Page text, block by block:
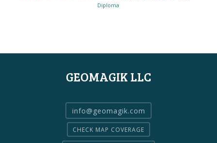
Diploma
GEOMAGIK LLC
info@geomagik.com
CHECK MAP COVERAGE